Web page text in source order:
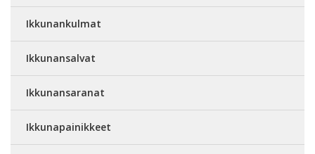
Ikkunankulmat
Ikkunansalvat
Ikkunansaranat
Ikkunapainikkeet